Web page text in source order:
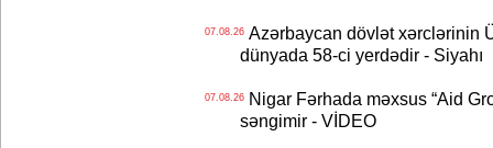
07.08.26Azərbaycan dövlət xərclərinin
dünyada 58-ci yerdədir - Siyahı
07.08.26Nigar Fərhada məxsus “Aid
səngimir - VİDEO